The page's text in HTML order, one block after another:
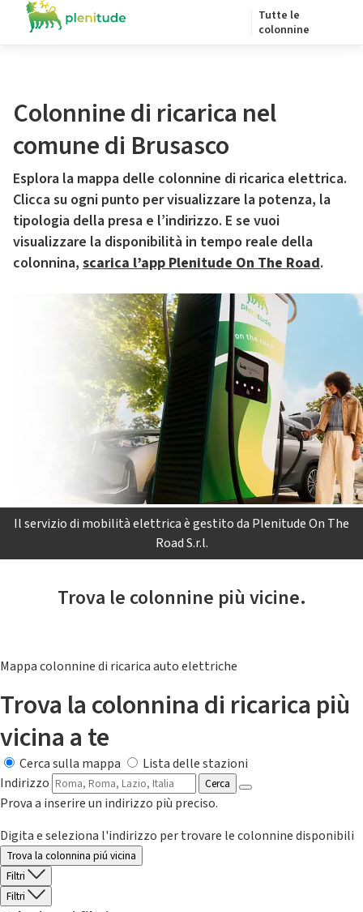
Tutte le
colonnine
Colonnine di ricarica nel
comune di Brusasco
Esplora la mappa delle colonnine di ricarica elettrica.
Clicca su ogni punto per visualizzare la potenza, la
tipologia della presa e l’indirizzo. E se vuoi
visualizzare la disponibilità in tempo reale della
colonnina, scarica l’app Plenitude On The Road.
Il servizio di mobilità elettrica è gestito da Plenitude On The
Road S.r.l.
Trova le colonnine più vicine.
Mappa colonnine di ricarica auto elettriche
Trova la colonnina di ricarica più
vicina a te
Cerca sulla mappa
Lista delle stazioni
Indirizzo
Cerca
Prova a inserire un indirizzo più preciso.
Digita e seleziona l'indirizzo per trovare le colonnine disponibili
Trova la colonnina piú vicina
Filtri
Filtri